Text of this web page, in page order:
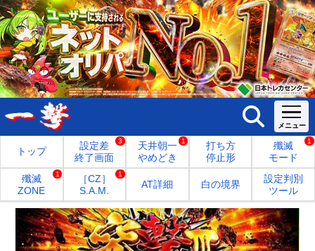
トップ
設定差
終了画面
3
天井朝一
やめどき
1
打ち方
停止形
殲滅
モード
1
殲滅
ZONE
1
［CZ］
S.A.M.
1
AT詳細 白の境界
設定判別
ツール